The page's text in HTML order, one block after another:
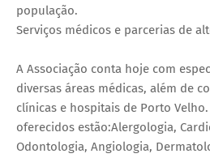
população.
Serviços médicos e parcerias de
A Associação conta hoje com
diversas áreas médicas, além de
clínicas e hospitais de Porto
oferecidos estão:Alergologia,
Odontologia, Angiologia,